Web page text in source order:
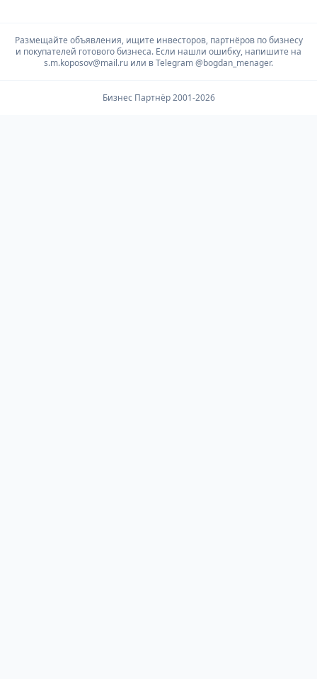
Размещайте объявления, ищите инвесторов, партнёров по бизнесу
и покупателей готового бизнеса. Если нашли ошибку, напишите на
s.m.koposov@mail.ru или в Telegram@bogdan_menager.
Бизнес Партнёр 2001-2026